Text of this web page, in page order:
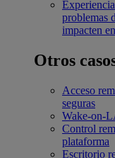
problemas
impacten
Otros
Acceso
seguras
Wake-on-
Control
plataforma
Escritorio